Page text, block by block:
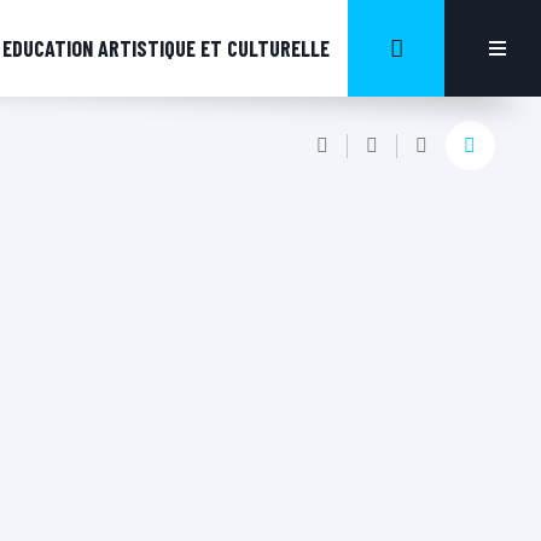
EDUCATION ARTISTIQUE ET CULTURELLE